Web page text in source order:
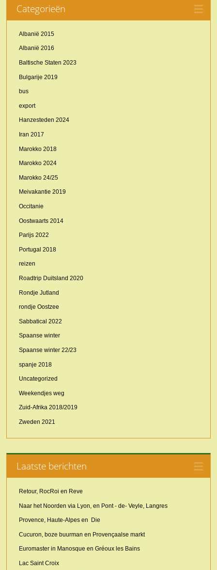
Categorieën
Albanië 2015
Albanië 2016
Baltische Staten 2023
Bulgarije 2019
bus
export
Hanzesteden 2024
Iran 2017
Marokko 2018
Marokko 2024
Marokko 24/25
Meivakantie 2019
Occitanie
Oostwaarts 2014
Parijs 2022
Portugal 2018
reizen
Roadtrip Duitsland 2020
Rondje Jutland
rondje Oostzee
Sabbatical 2022
Spaanse winter
Spaanse winter 22/23
spanje 2018
Uncategorized
Weekendjes weg
Zuid-Afrika 2018/2019
Zweden 2021
Laatste berichten
Retour, RocRoi en Reve
Naar het Noorden via Lyon, en Pont - de- Veyle, Langres
Provence, Haute-Alpes en Die
Cucuron, boze buurman en Provençaalse markt
Euromaster in Manosque en Gréoux les Bains
Lac Saint Croix